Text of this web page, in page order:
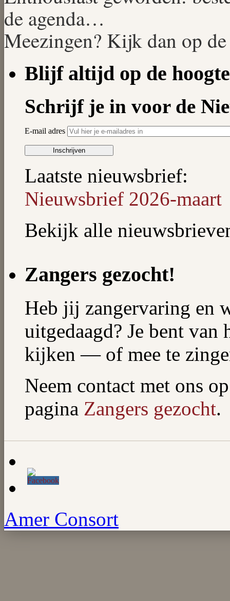
de agenda…
Meezingen? Kijk dan op
Blijf altijd op de
Schrijf je in voor de
E-mail adres
Laatste nieuwsbrief:
Nieuwsbrief 2026-maart
Bekijk alle
Zangers gezocht!
Heb jij zangervaring en
uitgedaagd? Je bent van
kijken — of mee te
Neem contact met ons
pagina Zangers gezocht.
Amer Consort